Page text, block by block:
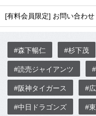
[有料会員限定] お問い合わせ
#森下暢仁 #杉下茂
#読売ジャイアンツ
#阪神タイガース #
#中日ドラゴンズ #